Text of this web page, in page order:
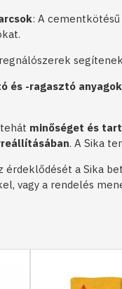
: A
és -ragasztó anyagok
tehát minőséget és
. A Sika
a Sika
vagy a rendelés